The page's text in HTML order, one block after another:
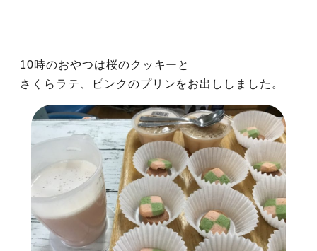
10時のおやつは桜のクッキーと
さくらラテ、ピンクのプリンをお出ししました。